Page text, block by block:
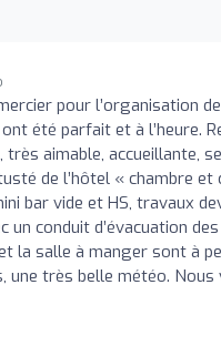
pour l’organisation
été parfait et à l’heure.
très aimable, accueillante,
de l’hôtel « chambre
bar vide et HS, travaux
conduit d’évacuation
la salle à manger sont à
une très belle météo.